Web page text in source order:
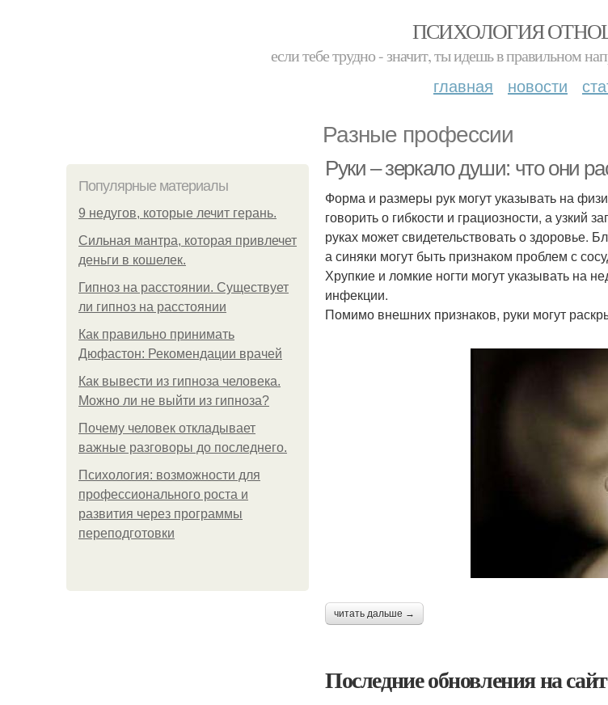
ПСИХОЛОГИЯ
если тебе трудно - значит, ты идешь в правильном
главная новости
Разные профессии
Популярные материалы
9 недугов, которые лечит герань.
Сильная мантра, которая привлечет
деньги в кошелек.
Гипноз на расстоянии. Существует
ли гипноз на расстоянии
Как правильно принимать
Дюфастон: Рекомендации врачей
Как вывести из гипноза человека.
Можно ли не выйти из гипноза?
Почему человек откладывает
важные разговоры до последнего.
Психология: возможности для
профессионального роста и
развития через программы
переподготовки
Руки – зеркало души: что они
Форма и размеры рук могут указывать на
говорить о гибкости и грациозности, а узкий
руках может свидетельствовать о здоровье.
а синяки могут быть признаком проблем с
Хрупкие и ломкие ногти могут указывать на
инфекции.
Помимо внешних признаков, руки могут
читать дальше →
Последние обновления на